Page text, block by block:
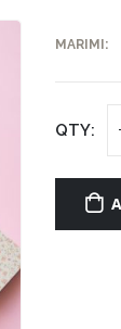
MARIMI